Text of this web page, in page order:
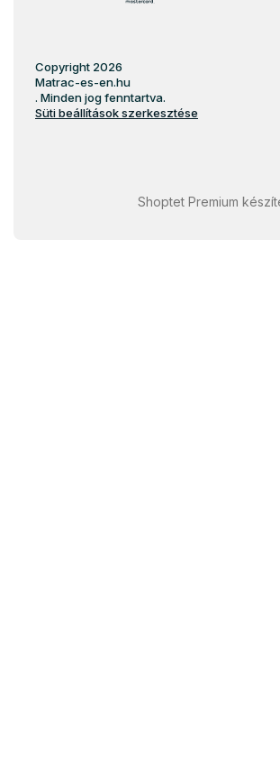
Shoptet Premium
Copyright 2026
Matrac-es-en.hu
. Minden jog fenntartva.
Süti beállítások szerkesztése